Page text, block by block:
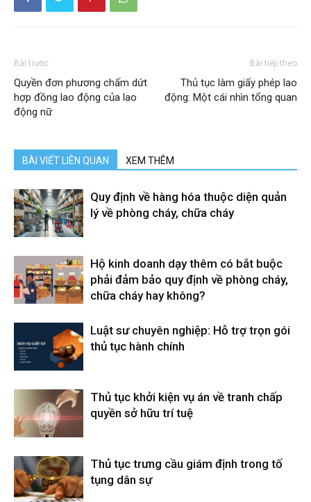
Bài trước
Quyền đơn phương chấm dứt
hợp đồng lao động của lao
động nữ
Bài tiếp theo
Thủ tục làm giấy phép lao
động: Một cái nhìn tổng quan
BÀI VIẾT LIÊN QUAN XEM THÊM
Quy định về hàng hóa thuộc diện quản
lý về phòng cháy, chữa cháy
Hộ kinh doanh dạy thêm có bắt buộc
phải đảm bảo quy định về phòng cháy,
chữa cháy hay không?
Luật sư chuyên nghiệp: Hỗ trợ trọn gói
thủ tục hành chính
Thủ tục khởi kiện vụ án về tranh chấp
quyền sở hữu trí tuệ
Thủ tục trưng cầu giám định trong tố
tụng dân sự